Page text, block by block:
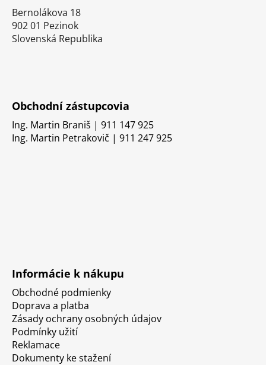
Bernolákova 18
902 01 Pezinok
Slovenská Republika
Obchodní zástupcovia
Ing. Martin Braniš | 911 147 925
Ing. Martin Petrakovič | 911 247 925
Informácie k nákupu
Obchodné podmienky
Doprava a platba
Zásady ochrany osobných údajov
Podmínky užití
Reklamace
Dokumenty ke stažení